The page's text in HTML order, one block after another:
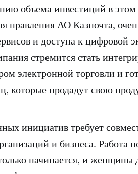
объема инвестиций в
правления АО Казпочта,
и доступа к цифровой
стремится стать
электронной торговли и
которые продадут свою
инициатив требует
и бизнеса.
начинается, и